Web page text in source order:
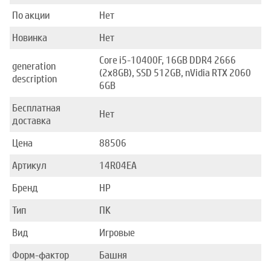
По акции
Нет
Новинка
Нет
generation
description
Core i5-10400F, 16GB DDR4 2666
(2x8GB), SSD 512GB, nVidia RTX 2060
6GB
Бесплатная
доставка
Нет
Цена
88506
Артикул
14R04EA
Бренд
HP
Тип
ПК
Вид
Игровые
Форм-фактор
Башня